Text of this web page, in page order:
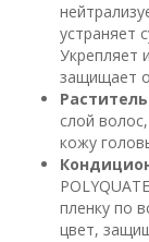
устраняет
Укрепляет
защищает
слой
кожу
пленку по
цвет,